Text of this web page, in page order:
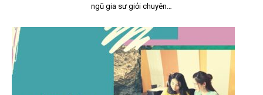
ngũ gia sư giỏi chuyên…